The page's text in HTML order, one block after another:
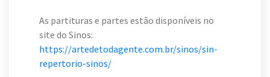
As partituras e partes estão disponíveis no
site do Sinos:
https://artedetodagente.com.br/sinos/sin-
repertorio-sinos/